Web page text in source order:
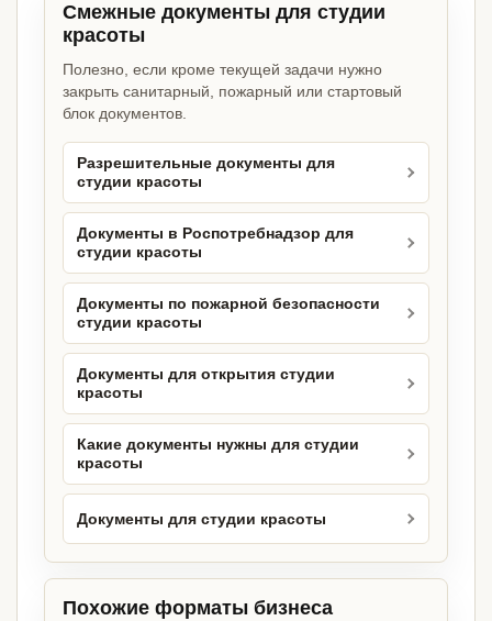
Смежные документы для студии
красоты
Полезно, если кроме текущей задачи нужно
закрыть санитарный, пожарный или стартовый
блок документов.
Разрешительные документы для
студии красоты
Документы в Роспотребнадзор для
студии красоты
Документы по пожарной безопасности
студии красоты
Документы для открытия студии
красоты
Какие документы нужны для студии
красоты
Документы для студии красоты
Похожие форматы бизнеса